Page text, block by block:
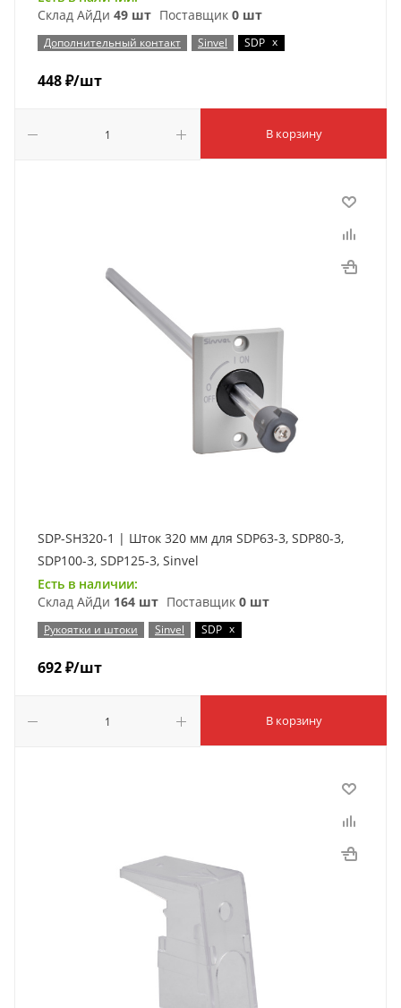
Склад АйДи 49 шт Поставщик 0 шт
Дополнительный контакт Sinvel SDP x
448₽/шт
В корзину
SDP-SH320-1 | Шток 320 мм для SDP63-3, SDP80-3,
SDP100-3, SDP125-3, Sinvel
Есть в наличии:
Склад АйДи 164 шт Поставщик 0 шт
Рукоятки и штоки Sinvel SDP x
692₽/шт
В корзину